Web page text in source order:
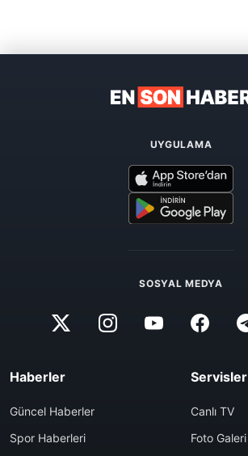
UYGULAMA
SOSYAL MEDYA
Haberler
Güncel Haberler
Spor Haberleri
Servisler
Canlı TV
Foto Galeri